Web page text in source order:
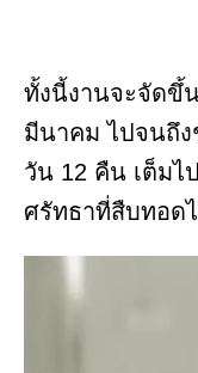
ทั้งนี้งานจะจัดขึ้
มีนาคม ไปจนถึง
วัน 12 คืน เต็มไ
ศรัทธาที่สืบทอด